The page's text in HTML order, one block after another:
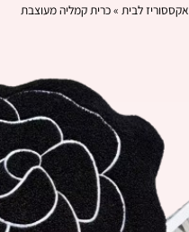
אקססוריז לבית »כרית קמליה מעוצבת